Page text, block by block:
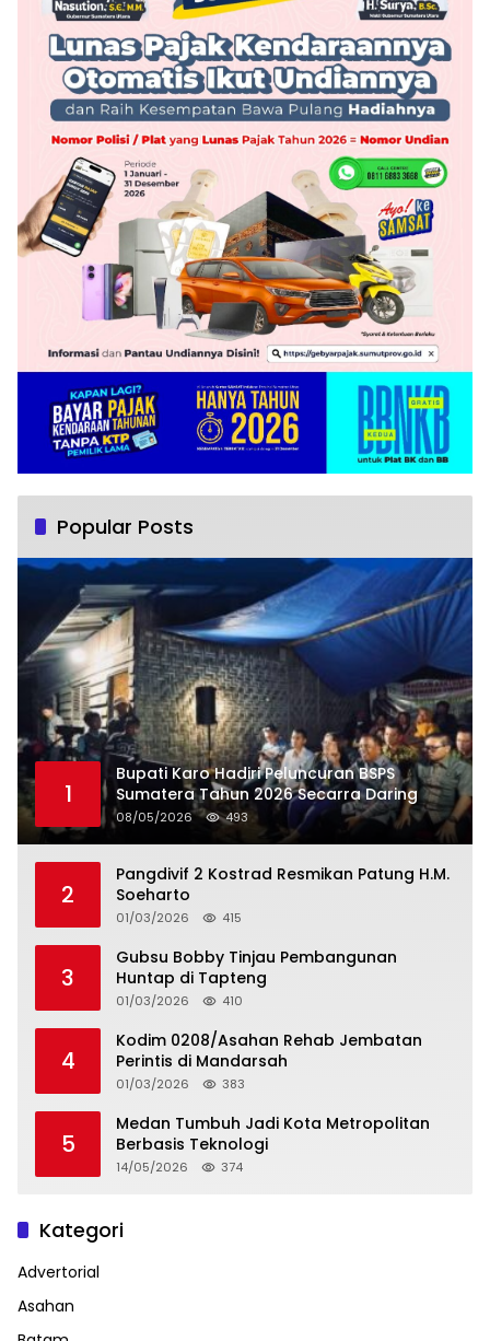
Popular Posts
1
Bupati Karo Hadiri Peluncuran BSPS
Sumatera Tahun 2026 Secarra Daring
08/05/2026 493
2
Pangdivif 2 Kostrad Resmikan Patung H.M.
Soeharto
01/03/2026 415
3
Gubsu Bobby Tinjau Pembangunan
Huntap di Tapteng
01/03/2026 410
4
Kodim 0208/Asahan Rehab Jembatan
Perintis di Mandarsah
01/03/2026 383
5
Medan Tumbuh Jadi Kota Metropolitan
Berbasis Teknologi
14/05/2026 374
Kategori
Advertorial
Asahan